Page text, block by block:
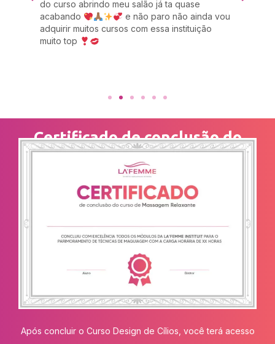
do curso abrindo meu salão já ta quase
acabando
e não paro não ainda vou
adquirir muitos cursos com essa instituição
muito top
Certificado de conclusão do
curso
Após concluir o Curso Design de Cílios, você terá acesso